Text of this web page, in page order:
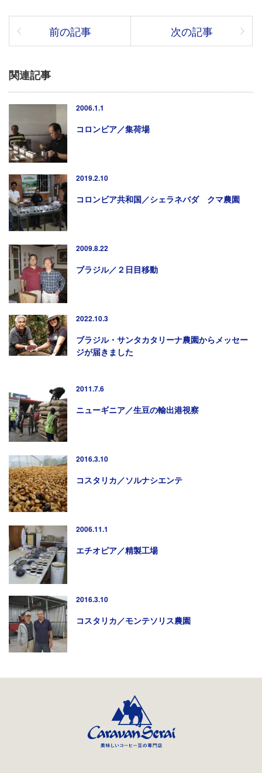
前の記事 次の記事
関連記事
2006.1.1
コロンビア／集荷場
2019.2.10
コロンビア共和国／シェラネバダ クマ農園
2009.8.22
ブラジル／２日目移動
2022.10.3
ブラジル・サンタカタリーナ農園からメッセー
ジが届きました
2011.7.6
ニューギニア／生豆の輸出港視察
2016.3.10
コスタリカ／ソルナシエンテ
2006.11.1
エチオピア／精製工場
2016.3.10
コスタリカ／モンテソリス農園